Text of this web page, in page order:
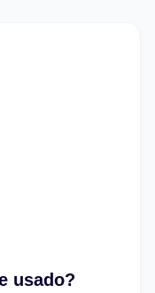
usado?